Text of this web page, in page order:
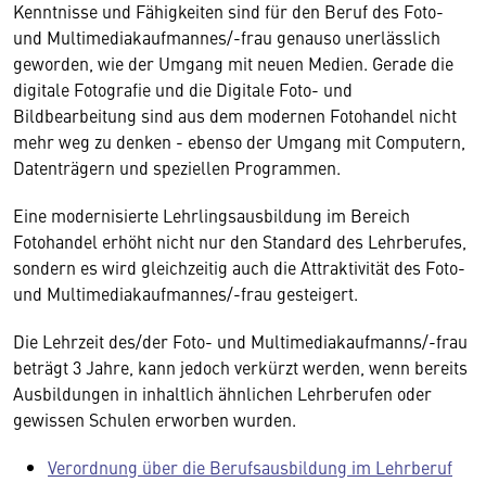
Kenntnisse und Fähigkeiten sind für den Beruf des Foto-
und Multimediakaufmannes/-frau genauso unerlässlich
geworden, wie der Umgang mit neuen Medien. Gerade die
digitale Fotografie und die Digitale Foto- und
Bildbearbeitung sind aus dem modernen Fotohandel nicht
mehr weg zu denken - ebenso der Umgang mit Computern,
Datenträgern und speziellen Programmen.
Eine modernisierte Lehrlingsausbildung im Bereich
Fotohandel erhöht nicht nur den Standard des Lehrberufes,
sondern es wird gleichzeitig auch die Attraktivität des Foto-
und Multimediakaufmannes/-frau gesteigert.
Die Lehrzeit des/der Foto- und Multimediakaufmanns/-frau
beträgt 3 Jahre, kann jedoch verkürzt werden, wenn bereits
Ausbildungen in inhaltlich ähnlichen Lehrberufen oder
gewissen Schulen erworben wurden.
Verordnung über die Berufsausbildung im Lehrberuf